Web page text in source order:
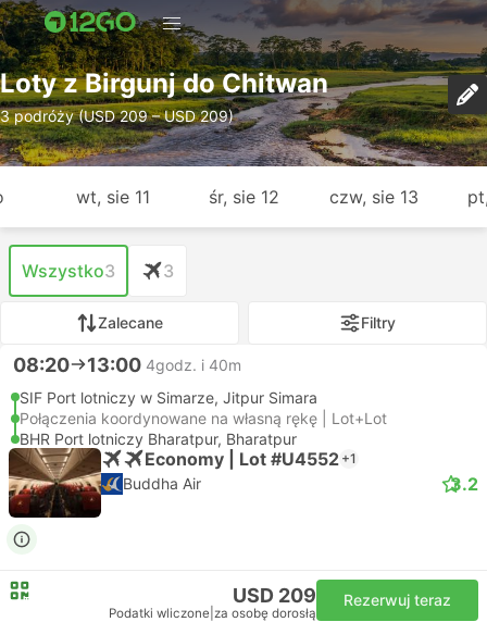
Loty z Birgunj do Chitwan
3 podróży (USD 209 – USD 209)
wt, sie 11 śr, sie 12 czw, sie 13
Wszystko3 3
Zalecane Filtry
08:20 13:00 4godz. i 40m
SIF Port lotniczy w Simarze, Jitpur Simara
Połączenia koordynowane na własną rękę | Lot+Lot
BHR Port lotniczy Bharatpur, Bharatpur
Economy | Lot #U4552 +1
Buddha Air 3.2
USD 209
Podatki wliczone za osobę dorosłą
Rezerwuj teraz